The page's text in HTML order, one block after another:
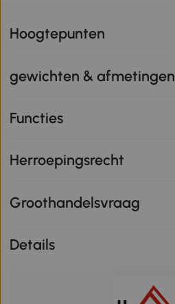
Hoogtepunten
gewichten & afmetingen
Functies
Herroepingsrecht
Groothandelsvraag
Details